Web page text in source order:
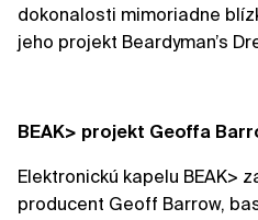
dokonalosti mimoriadne
jeho projekt Beardyman’s
BEAK> projekt Geoffa
Elektronickú kapelu BEAK>
producent Geoff Barrow,